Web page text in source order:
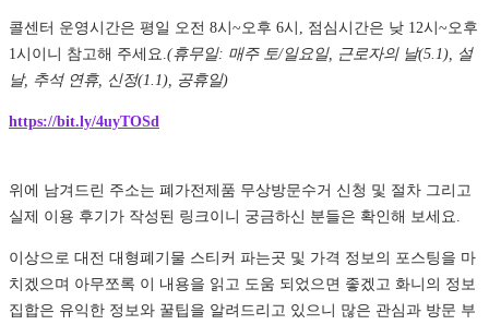
콜센터 운영시간은 평일 오전 8시~오후 6시, 점심시간은 낮 12시~오후
1시이니 참고해 주세요. (휴무일: 매주 토/일요일, 근로자의 날(5.1), 설
날, 추석 연휴, 신정(1.1), 공휴일)
https://bit.ly/4uyTOSd
위에 남겨드린 주소는 폐가전제품 무상방문수거 신청 및 절차 그리고
실제 이용 후기가 작성된 링크이니 궁금하신 분들은 확인해 보세요.
이상으로 대전 대형폐기물 스티커 파는곳 및 가격 정보의 포스팅을 마
치겠으며 아무쪼록 이 내용을 읽고 도움 되었으면 좋겠고 화니의 정보
집합은 유익한 정보와 꿀팁을 알려드리고 있으니 많은 관심과 방문 부